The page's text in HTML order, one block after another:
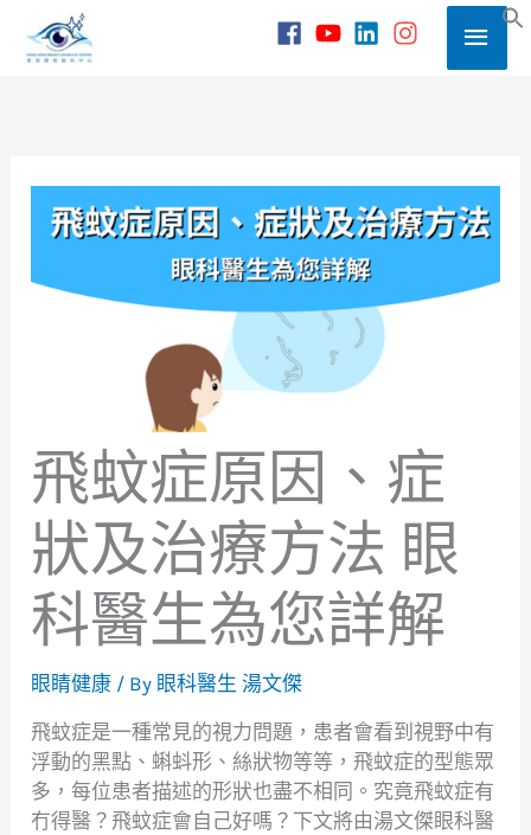
Main
飛蚊症原因、症
狀及治療方法 眼
科醫生為您詳解
眼睛健康 / By 眼科醫生 湯文傑
飛蚊症是一種常見的視力問題，患者會看到視野中有
浮動的黑點、蝌蚪形、絲狀物等等，飛蚊症的型態眾
多，每位患者描述的形狀也盡不相同。究竟飛蚊症有
冇得醫？飛蚊症會自己好嗎？下文將由湯文傑眼科醫